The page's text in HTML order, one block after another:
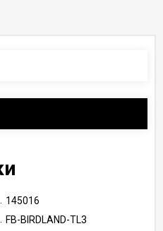
145016
FB-BIRDLAND-TL3